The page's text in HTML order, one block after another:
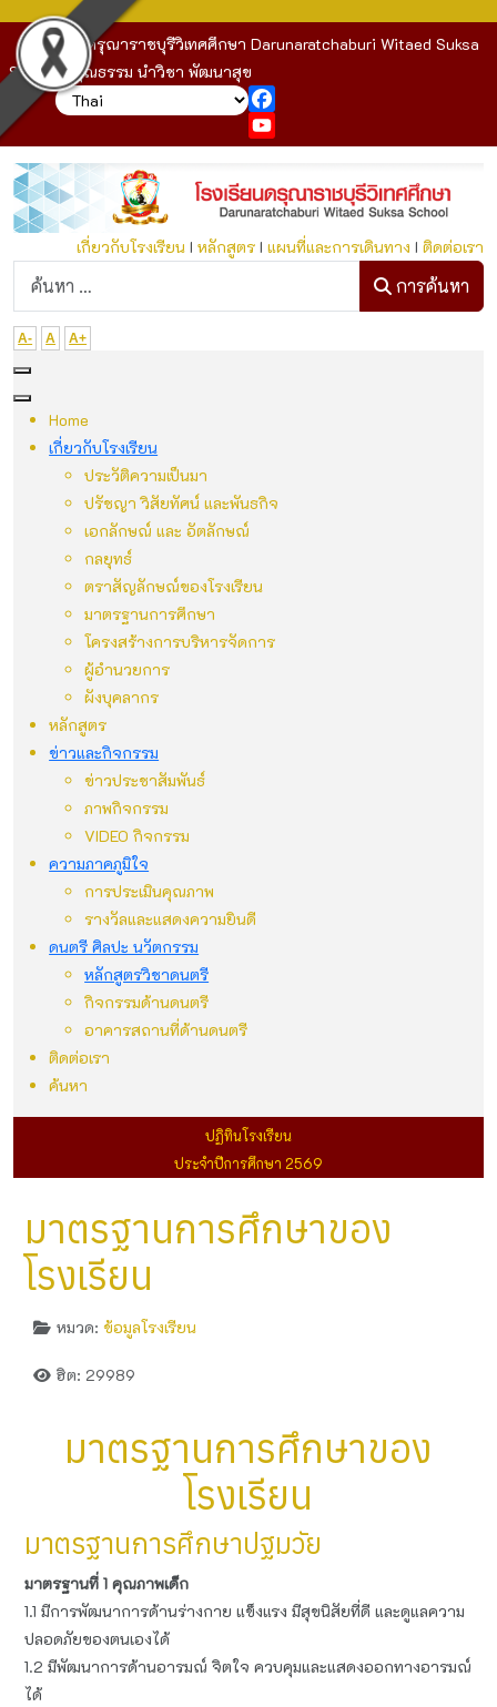
โรงเรียนดรุณาราชบุรีวิเทศศึกษา Darunaratchaburi Witaed Suksa
School : คุณธรรม นำวิชา พัฒนาสุข
YouTube
เกี่ยวกับโรงเรียนI หลักสูตรI แผนที่และการเดินทาง I ติดต่อเรา
ก
การค้นหา
A- A A+
Home
เกี่ยวกับโรงเรียน
ประวัติความเป็นมา
ปรัชญา วิสัยทัศน์ และพันธกิจ
เอกลักษณ์ และ อัตลักษณ์
กลยุทธ์
ตราสัญลักษณ์ของโรงเรียน
มาตรฐานการศึกษา
โครงสร้างการบริหารจัดการ
ผู้อำนวยการ
ผังบุคลากร
หลักสูตร
ข่าวและกิจกรรม
ข่าวประชาสัมพันธ์
ภาพกิจกรรม
VIDEO กิจกรรม
ความภาคภูมิใจ
การประเมินคุณภาพ
รางวัลและแสดงความยินดี
ดนตรี ศิลปะ นวัตกรรม
หลักสูตรวิชาดนตรี
กิจกรรมด้านดนตรี
อาคารสถานที่ด้านดนตรี
ติดต่อเรา
ค้นหา
ปฏิทินโรงเรียน
ประจำปีการศึกษา 2569
มาตรฐานการศึกษาของ
โรงเรียน
หมวด: ข้อมูลโรงเรียน
ฮิต: 29989
มาตรฐานการศึกษาของ
โรงเรียน
มาตรฐานการศึกษาปฐมวัย
มาตรฐานที่ 1 คุณภาพเด็ก
1.1 มีการพัฒนาการด้านร่างกาย แข็งแรง มีสุขนิสัยที่ดี และดูแลความ
ปลอดภัยของตนเองได้
1.2 มีพัฒนาการด้านอารมณ์ จิตใจ ควบคุมและแสดงออกทางอารมณ์
ได้